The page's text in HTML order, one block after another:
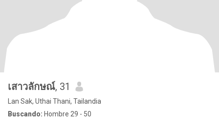
เสาวลักษณ์, 31
Lan Sak, Uthai Thani, Tailandia
Buscando: Hombre 29 - 50